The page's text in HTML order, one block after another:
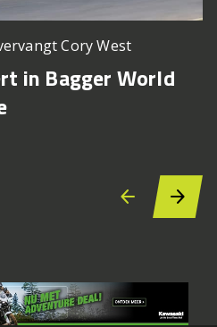
Cory West
in Bagger World